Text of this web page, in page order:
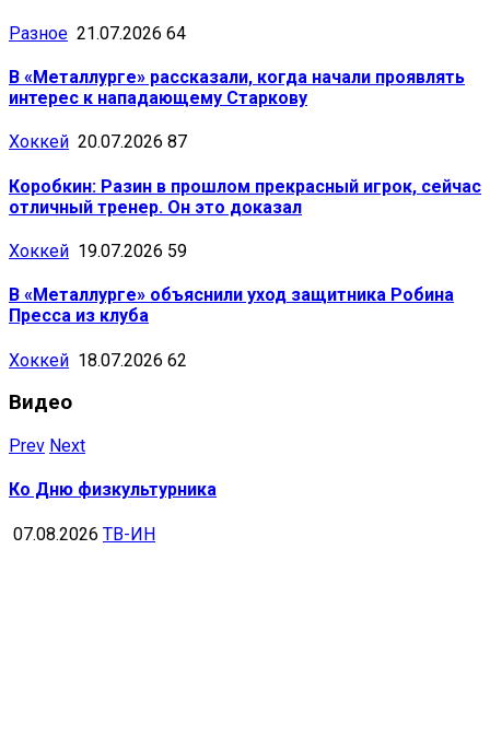
Разное 21.07.2026 64
В «Металлурге» рассказали, когда начали проявлять
интерес к нападающему Старкову
Хоккей 20.07.2026 87
Коробкин: Разин в прошлом прекрасный игрок, сейчас
отличный тренер. Он это доказал
Хоккей 19.07.2026 59
В «Металлурге» объяснили уход защитника Робина
Пресса из клуба
Хоккей 18.07.2026 62
Видео
Prev Next
Ко Дню физкультурника
07.08.2026 ТВ-ИН